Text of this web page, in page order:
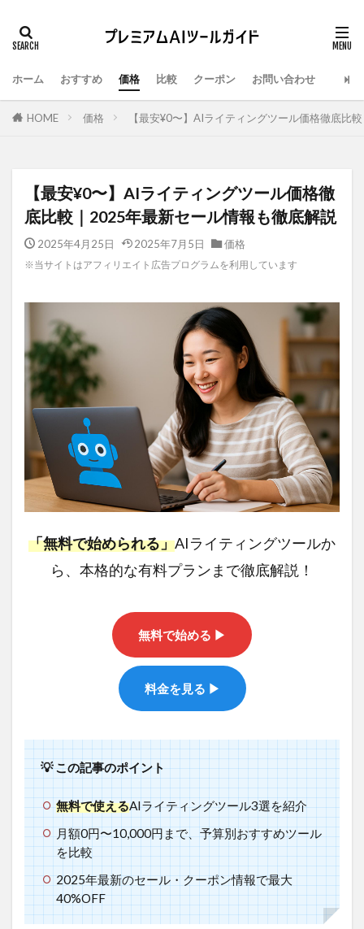
ホーム おすすめ 価格 比較 クーポン お問い合わせ
HOME 価格 【最安¥0〜】AIライティングツール価格徹底比
【最安¥0〜】AIライティングツール価格徹
底比較｜2025年最新セール情報も徹底解説
2025年4月25日 2025年7月5日 価格
※当サイトはアフィリエイト広告プログラムを利用しています
「無料で始められる」AIライティングツールか
ら、本格的な有料プランまで徹底解説！
無料で始める ▶
料金を見る ▶
💡 この記事のポイント
無料で使えるAIライティングツール3選を紹介
月額0円〜10,000円まで、予算別おすすめツール
を比較
2025年最新のセール・クーポン情報で最大
40%OFF